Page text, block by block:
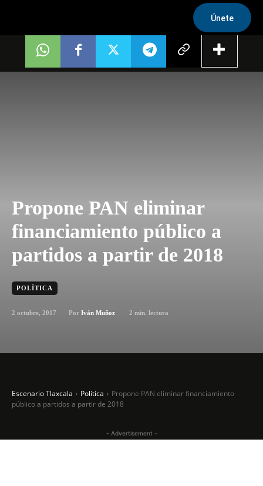
Únete
Propone PAN eliminar
financiamiento público a
partidos a partir de 2018
POLÍTICA
2 octubre, 2017 Por Iván Muñoz 2 min. lectura
Escenario Tlaxcala Política
Propone PAN eliminar financiamiento
público a partidos a partir de 2018
- Advertisement -